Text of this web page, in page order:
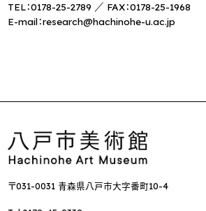
TEL：0178-25-2789 ／ FAX：0178-25-1968
E-mail：research@hachinohe-u.ac.jp
〒031-0031 青森県八戸市大字番町10-4